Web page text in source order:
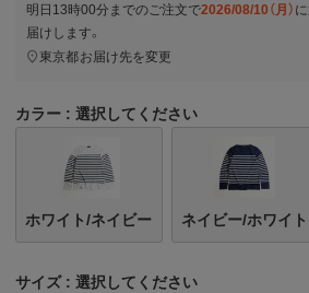
明日 13時00分 までのご注文で2026/08/10（月） に
届けします。
東京都お届け先を変更
カラー 選択してください
ホワイト/ネイビー ネイビー/ホワイト
サイズ 選択してください